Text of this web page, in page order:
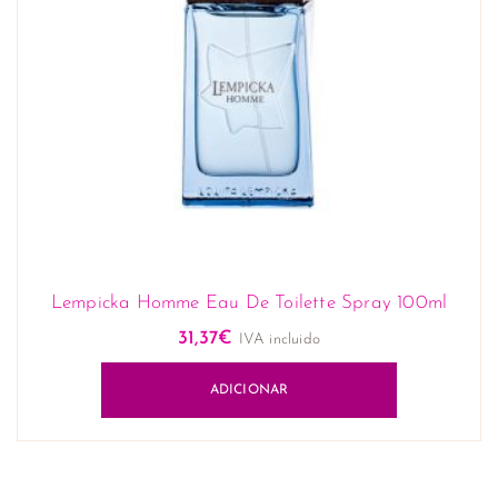
Lempicka Homme Eau De Toilette Spray 100ml
31,37€ IVA incluido
ADICIONAR